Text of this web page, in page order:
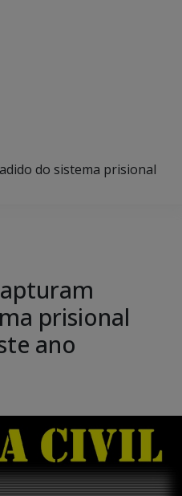
do sistema prisional
prisional
ano